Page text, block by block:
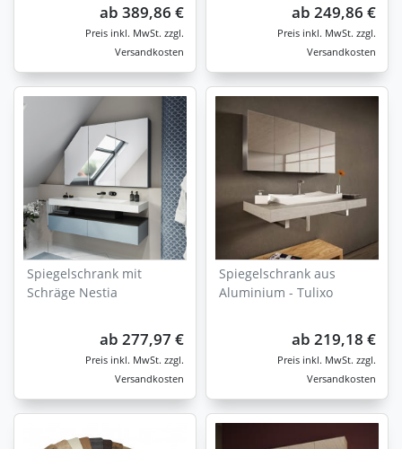
ab 389,86 €
zzgl.
Versandkosten
ab 249,86 €
zzgl.
Versandkosten
Spiegelschrank mit
Schräge Nestia
ab 277,97 €
zzgl.
Versandkosten
Spiegelschrank aus
Aluminium - Tulixo
ab 219,18 €
zzgl.
Versandkosten